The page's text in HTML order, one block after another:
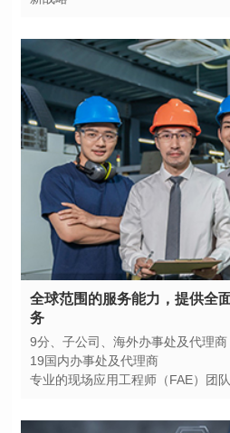
务
9分、子公司、海外办事处及代理商
19国内办事处及代理商
专业的现场应用工程师（FAE）团队